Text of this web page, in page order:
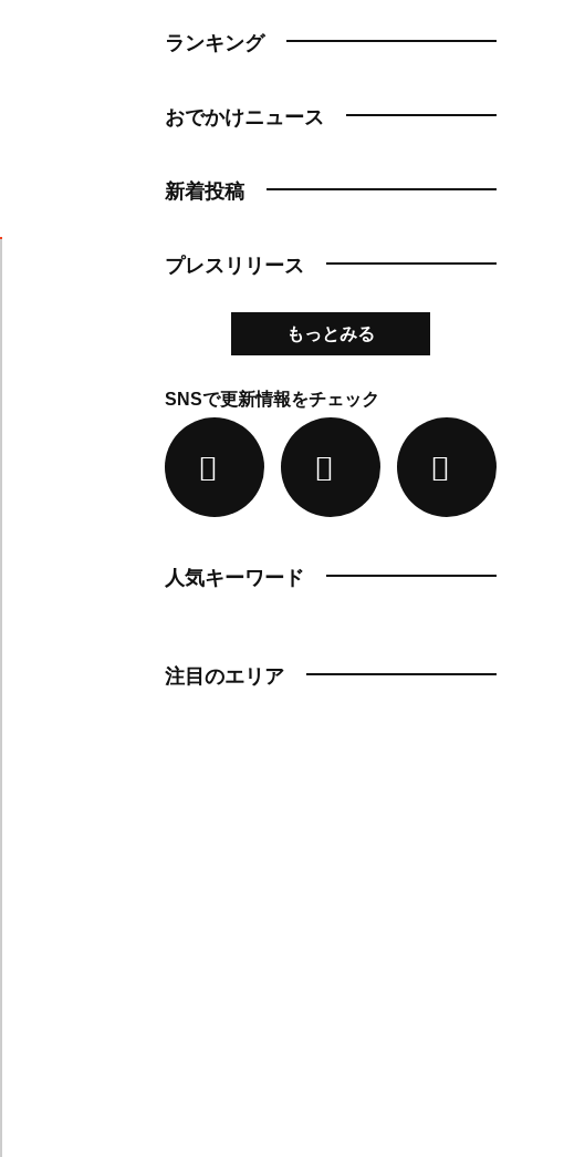
ランキング
おでかけニュース
新着投稿
プレスリリース
もっとみる
SNSで更新情報をチェック
人気キーワード
注目のエリア